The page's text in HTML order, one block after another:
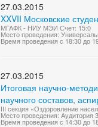
27.03.2015
XXVII Московские
МГАФК - НИУ МЭИ Счет: 15:0
Место проведения:
Время проведения с 18:30 до
27.03.2015
Итоговая научно-
научного составов,
III секция «Оздоровление
Место проведения: Аудитория
Время проведения с 14:30 до